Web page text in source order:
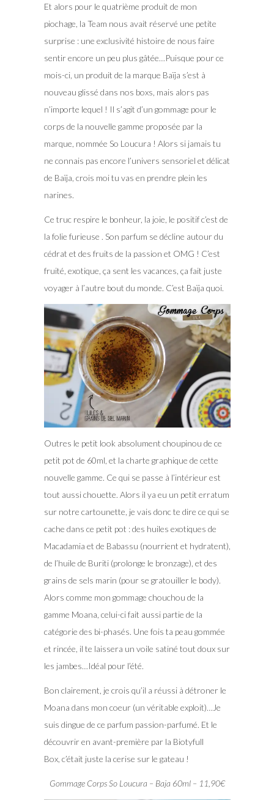
Et alors pour le quatrième produit de mon
piochage, la Team nous avait réservé une petite
surprise : une exclusivité histoire de nous faire
sentir encore un peu plus gâtée…Puisque pour ce
mois-ci, un produit de la marque Baïja s’est à
nouveau glissé dans nos boxs, mais alors pas
n’importe lequel ! Il s’agit d’un gommage pour le
corps de la nouvelle gamme proposée par la
marque, nommée So Loucura ! Alors si jamais tu
ne connais pas encore l’univers sensoriel et délicat
de Baïja, crois moi tu vas en prendre plein les
narines.
Ce truc respire le bonheur, la joie, le positif c’est de
la folie furieuse . Son parfum se décline autour du
cédrat et des fruits de la passion et OMG ! C’est
fruité, exotique, ça sent les vacances, ça fait juste
voyager à l’autre bout du monde. C’est Baïja quoi.
Outres le petit look absolument choupinou de ce
petit pot de 60ml, et la charte graphique de cette
nouvelle gamme. Ce qui se passe à l’intérieur est
tout aussi chouette. Alors il ya eu un petit erratum
sur notre cartounette, je vais donc te dire ce qui se
cache dans ce petit pot : des huiles exotiques de
Macadamia et de Babassu (nourrient et hydratent),
de l’huile de Buriti (prolonge le bronzage), et des
grains de sels marin (pour se gratouiller le body).
Alors comme mon gommage chouchou de la
gamme Moana, celui-ci fait aussi partie de la
catégorie des bi-phasés. Une fois ta peau gommée
et rincée, il te laissera un voile satiné tout doux sur
les jambes…Idéal pour l’été.
Bon clairement, je crois qu’il a réussi à détroner le
Moana dans mon coeur (un véritable exploit)…Je
suis dingue de ce parfum passion-parfumé. Et le
découvrir en avant-première par la Biotyfull
Box, c’était juste la cerise sur le gateau !
Gommage Corps So Loucura – Baja 60ml – 11,90€